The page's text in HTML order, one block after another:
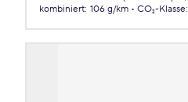
kombiniert: 106 g/km CO₂-Klasse: